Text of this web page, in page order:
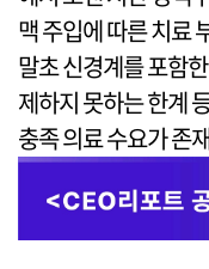
맥 주입에 따른 치료
말초 신경계를 포함
제하지 못하는 한계
충족 의료 수요가 존